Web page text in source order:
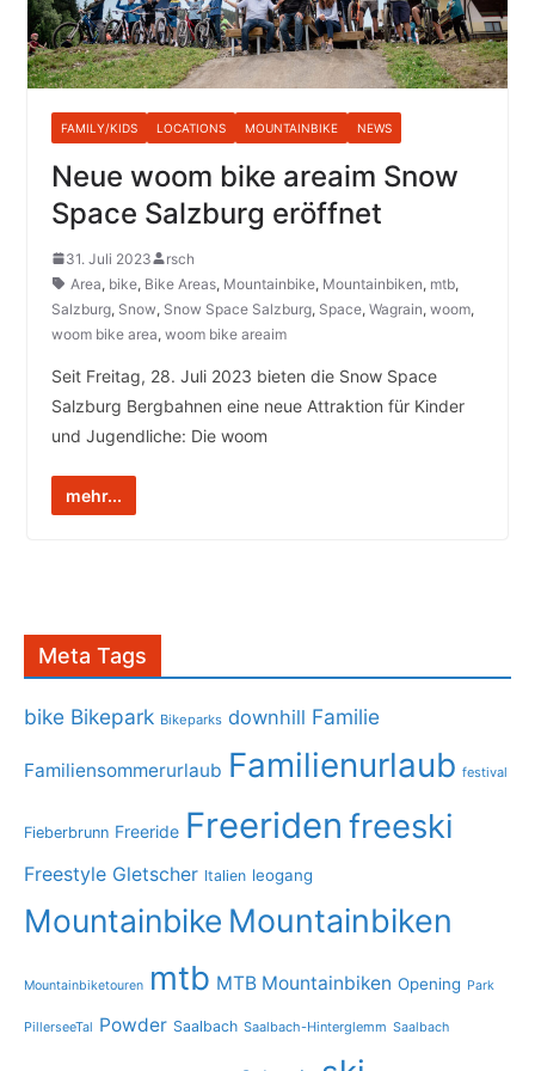
FAMILY/KIDS LOCATIONS MOUNTAINBIKE NEWS
Neue woom bike areaim Snow
Space Salzburg eröffnet
31. Juli 2023
rsch
Area, bike, Bike Areas, Mountainbike, Mountainbiken, mtb,
Salzburg, Snow, Snow Space Salzburg, Space, Wagrain, woom,
woom bike area, woom bike areaim
Seit Freitag, 28. Juli 2023 bieten die Snow Space
Salzburg Bergbahnen eine neue Attraktion für Kinder
und Jugendliche: Die woom
mehr...
Meta Tags
bike Bikepark Bikeparks downhill Familie
Familiensommerurlaub Familienurlaub festival
Fieberbrunn Freeride Freeriden freeski
Freestyle Gletscher Italien leogang
Mountainbike Mountainbiken
Mountainbiketouren mtb MTB Mountainbiken Opening Park
PillerseeTal Powder Saalbach Saalbach-Hinterglemm Saalbach